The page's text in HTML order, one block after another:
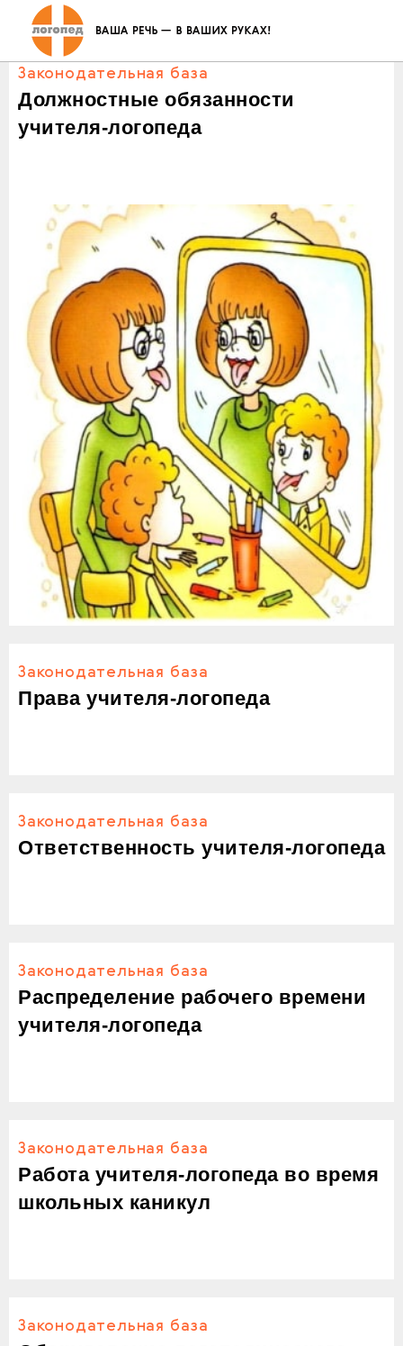
Законодательная база
Должностные обязанности
учителя-логопеда
Законодательная база
Права учителя-логопеда
Законодательная база
Ответственность учителя-логопеда
Законодательная база
Распределение рабочего времени
учителя-логопеда
Законодательная база
Работа учителя-логопеда во время
школьных каникул
Законодательная база